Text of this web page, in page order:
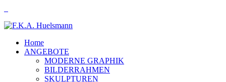
Home
ANGEBOTE
MODERNE GRAPHIK
BILDERRAHMEN
SKULPTUREN